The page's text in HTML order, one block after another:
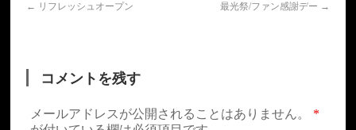
← リフレッシュオープン 最光祭/ファン感謝デー →
コメントを残す
メールアドレスが公開されることはありません。 *